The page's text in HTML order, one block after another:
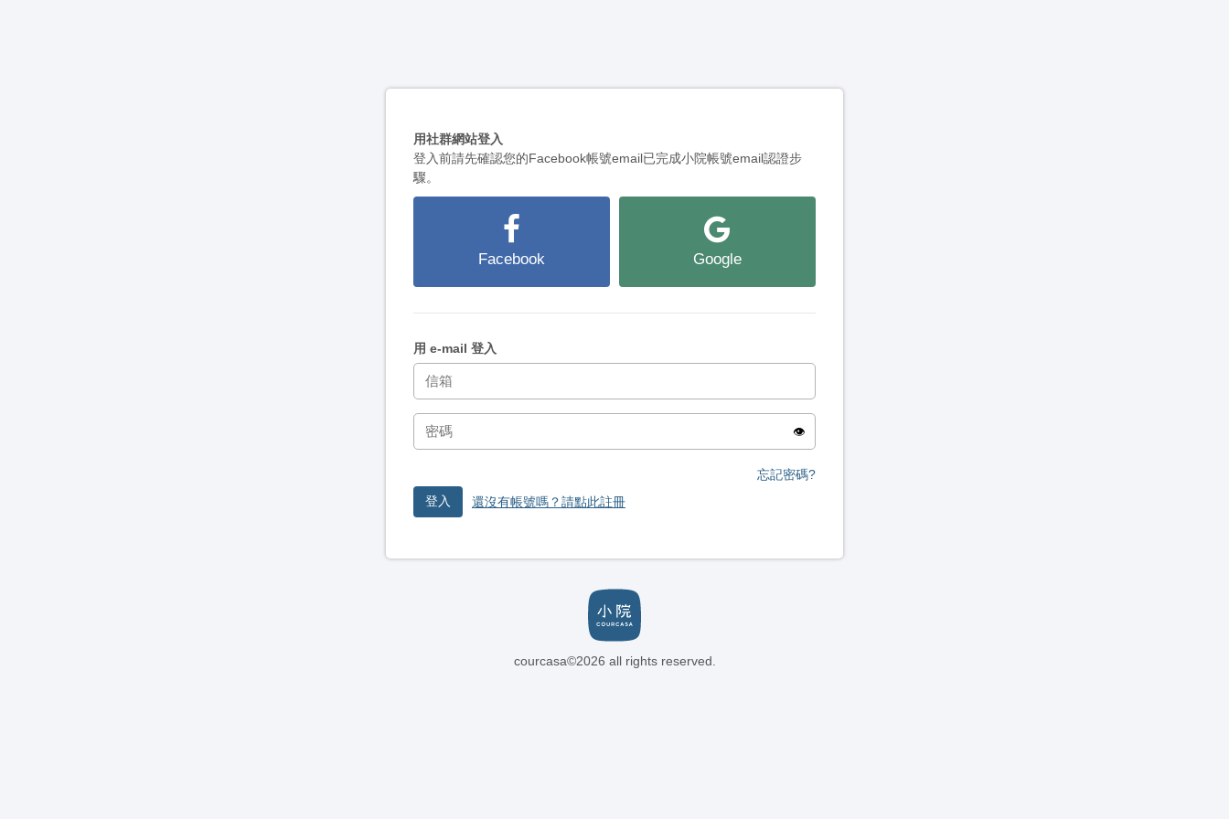
用社群網站登入
登入前請先確認您的Facebook帳號email已完成小院帳號email認證步
驟。
Facebook Google
用 e-mail 登入
👁️
忘記密碼?
登入
還沒有帳號嗎？請點此註冊
courcasa©2026 all rights reserved.